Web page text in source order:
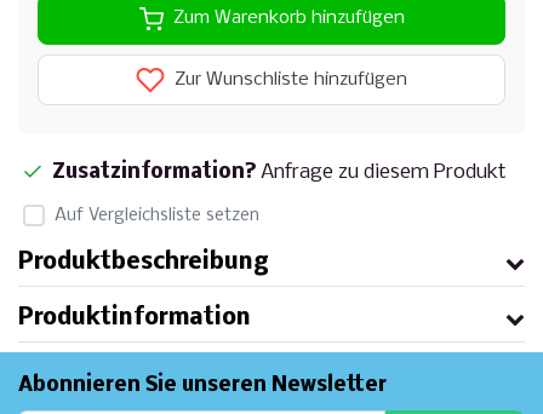
Zum Warenkorb hinzufügen
Zur Wunschliste hinzufügen
Zusatzinformation? Anfrage zu diesem Produkt
Auf Vergleichsliste setzen
Produktbeschreibung
Produktinformation
Abonnieren Sie unseren Newsletter